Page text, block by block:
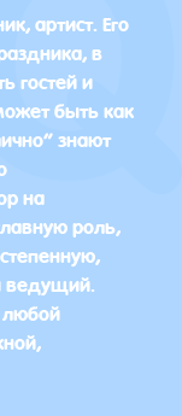
артист. Его
в
гостей и
быть как
знают
на
роль,
ведущий.